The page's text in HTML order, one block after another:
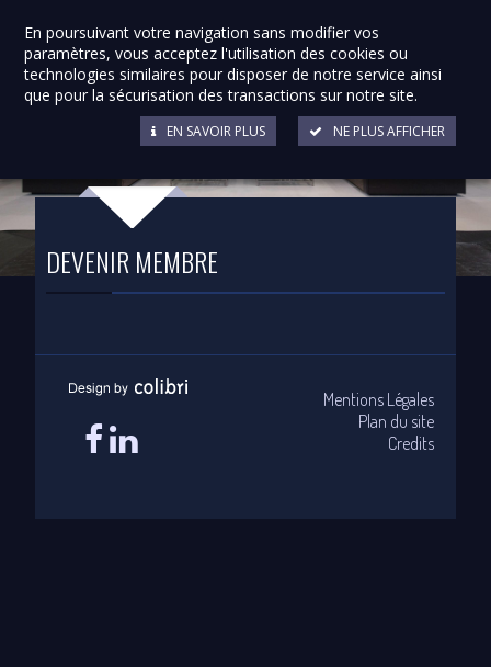
DEVENIR MEMBRE
Mentions Légales
Plan du site
Credits
En poursuivant votre navigation sans modifier vos
paramètres, vous acceptez l'utilisation des cookies ou
technologies similaires pour disposer de notre service ainsi
que pour la sécurisation des transactions sur notre site.
NE PLUS AFFICHER
EN SAVOIR PLUS